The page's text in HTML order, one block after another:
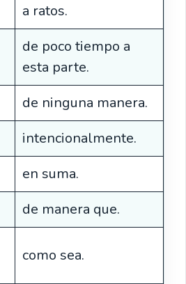
a ratos.
de poco tiempo a
esta parte.
de ninguna manera.
intencionalmente.
en suma.
de manera que.
como sea.